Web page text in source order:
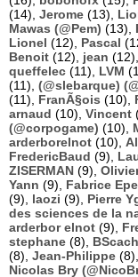
(14), Jerome (13),
Mawas (@Pem) (13),
Lionel (12), Pascal
Benoit (12), jean (12),
queffelec (11), LVM
(11), (@slebarque)
(11), FranÃ§ois (10),
arnaud (10), Vincent
(@corpogame) (10),
arderborelnot (10),
FredericBaud (9),
ZISERMAN (9),
Yann (9), Fabrice
(9), laozi (9), Pierre
des sciences de la
arderbor elnot (9),
stephane (8),
(8), Jean-Philippe (8),
Nicolas Bry